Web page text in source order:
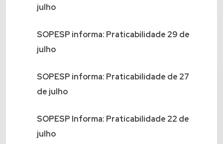
julho
SOPESP informa: Praticabilidade 29 de
julho
SOPESP informa: Praticabilidade de 27
de julho
SOPESP Informa: Praticabilidade 22 de
julho